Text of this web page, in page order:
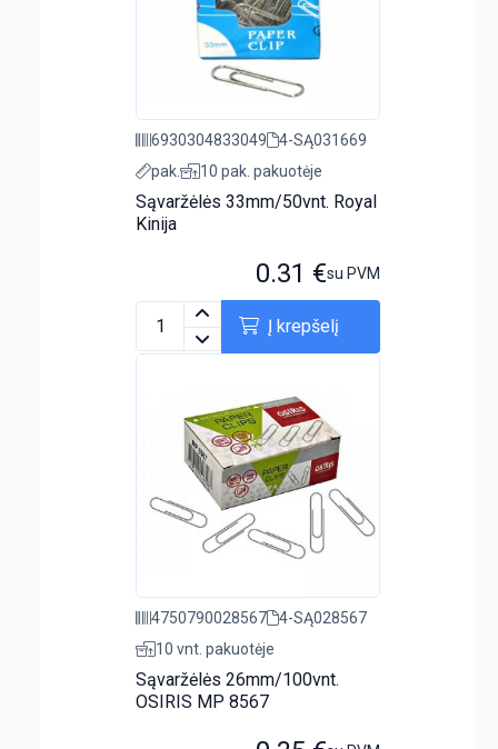
6930304833049
4-SĄ031669
pak.
10 pak. pakuotėje
Sąvaržėlės 33mm/50vnt. Royal
Kinija
0.31 €su PVM
Į krepšelį
4750790028567
4-SĄ028567
10 vnt. pakuotėje
Sąvaržėlės 26mm/100vnt.
OSIRIS MP 8567